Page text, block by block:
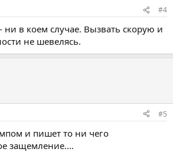
#4
ни в коем случае. Вызвать скорую и
не шевелясь.
#5
и пишет то ни чего
защемление....